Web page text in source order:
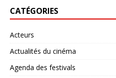
CATÉGORIES
Acteurs
Actualités du cinéma
Agenda des festivals